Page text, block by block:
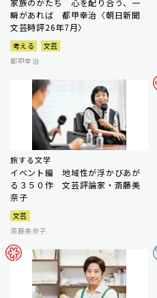
家族のかたち 心を配り合う、一
瞬があれば 都甲幸治〈朝日新聞
文芸時評26年7月〉
考える
文芸
都甲幸治
旅する文学
イベント編 地域性が浮かびあが
る３５０作 文芸評論家・斎藤美
奈子
文芸
斎藤美奈子